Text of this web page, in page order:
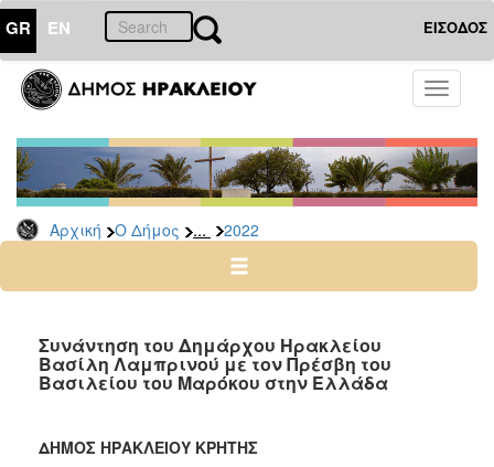
GR EN ΕΙΣΟΔΟΣ
Toggle
Αρχική Ο Δήμος ... 2022
ΔΗΜΟΣ
Δελτία
Τύπου
Αρχείο
2026
2024
2022
2021
Συνάντηση του Δημάρχου Ηρακλείου
Βασίλη Λαμπρινού με τον Πρέσβη του
Βασιλείου του Μαρόκου στην Ελλάδα
ΔΗΜΟΣ ΗΡΑΚΛΕΙΟΥ ΚΡΗΤΗΣ